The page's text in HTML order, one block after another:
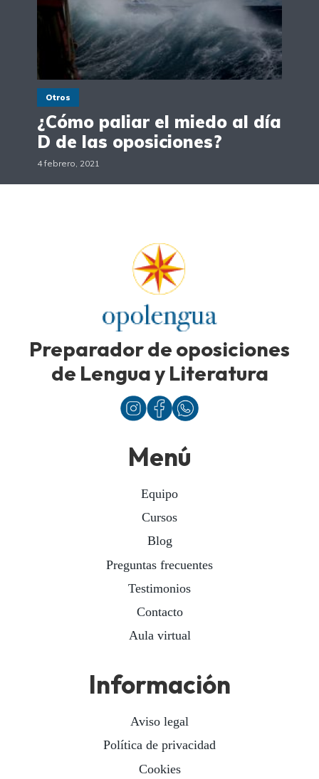
Otros
¿Cómo paliar el miedo al día
D de las oposiciones?
4 febrero, 2021
Preparador de oposiciones
de Lengua y Literatura
Menú
Equipo
Cursos
Blog
Preguntas frecuentes
Testimonios
Contacto
Aula virtual
Información
Aviso legal
Política de privacidad
Cookies